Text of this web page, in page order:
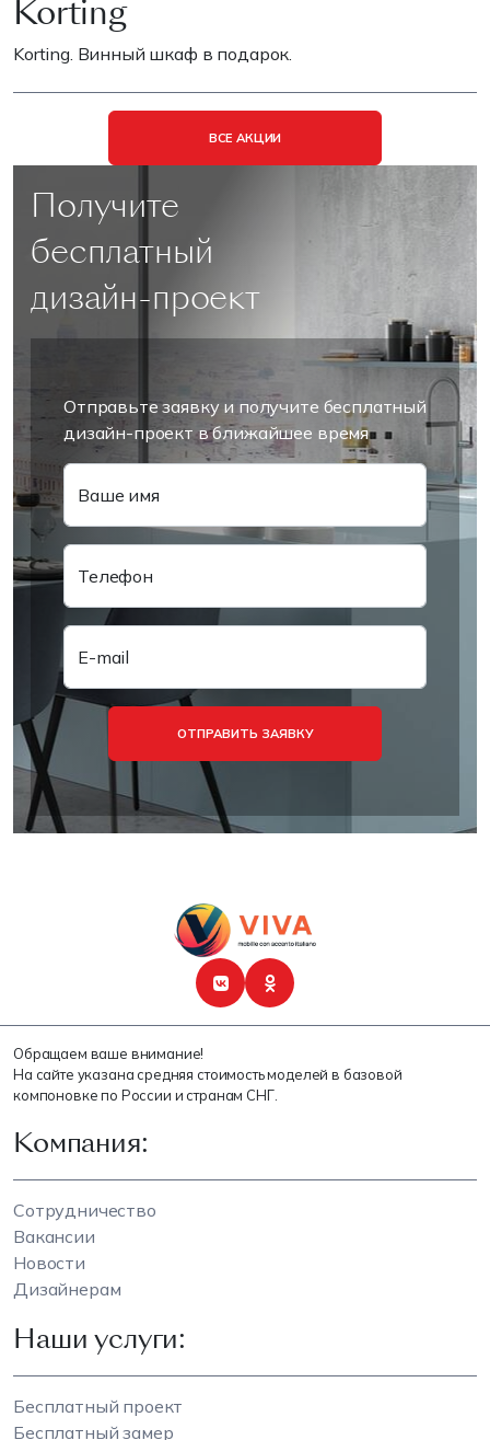
Korting
Korting. Винный шкаф в подарок.
ВСЕ АКЦИИ
Получите
бесплатный
дизайн-проект
Отправьте заявку и получите бесплатный
дизайн-проект в ближайшее время
Ваше имя
Телефон
E-mail
ОТПРАВИТЬ ЗАЯВКУ
Обращаем ваше внимание!
На сайте указана средняя стоимость моделей в базовой
компоновке по России и странам СНГ.
Компания:
Сотрудничество
Вакансии
Новости
Дизайнерам
Наши услуги:
Бесплатный проект
Бесплатный замер